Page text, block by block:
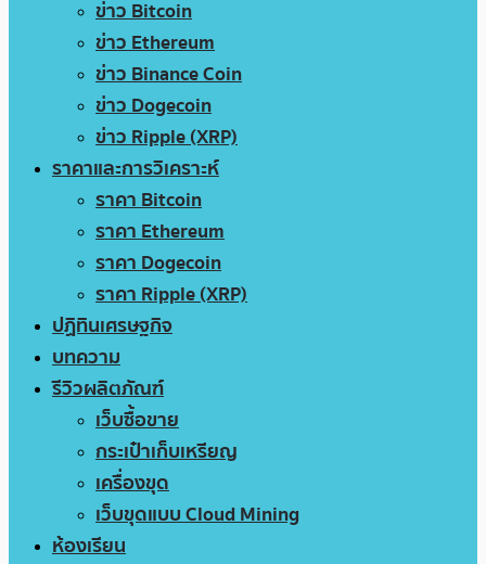
ข่าว Bitcoin
ข่าว Ethereum
ข่าว Binance Coin
ข่าว Dogecoin
ข่าว Ripple (XRP)
ราคาและการวิเคราะห์
ราคา Bitcoin
ราคา Ethereum
ราคา Dogecoin
ราคา Ripple (XRP)
ปฏิทินเศรษฐกิจ
บทความ
รีวิวผลิตภัณฑ์
เว็บซื้อขาย
กระเป๋าเก็บเหรียญ
เครื่องขุด
เว็บขุดแบบ Cloud Mining
ห้องเรียน